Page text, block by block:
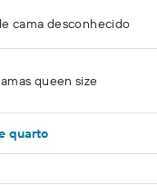
cama desconhecido
queen size
quarto